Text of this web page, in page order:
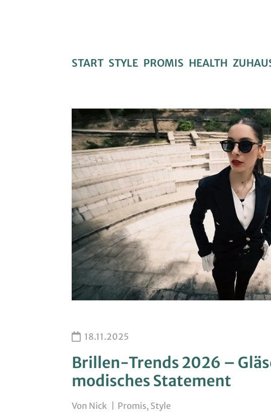
START STYLE PROMIS HEALTH
18.11.2025
Brillen-Trends 2026 –
modisches Statement
Von Nick Promis, Style